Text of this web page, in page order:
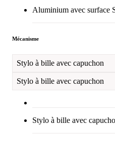
Aluminium avec surface
Mécanisme
Stylo à bille avec capuchon
Stylo à bille avec capuchon
Stylo à bille avec